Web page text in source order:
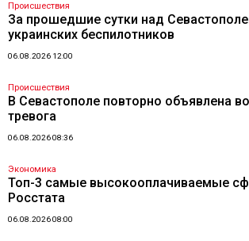
Происшествия
За прошедшие сутки над
украинских беспилотников
06.08.2026 12:00
Происшествия
В Севастополе повторно объявлена
тревога
06.08.2026 08:36
Экономика
Топ-3 самые высокооплачиваемые
Росстата
06.08.2026 08:00